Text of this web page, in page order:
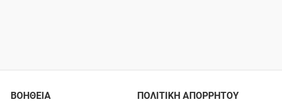
ΒΟΗΘΕΙΑ ΠΟΛΙΤΙΚΗ ΑΠΟΡΡΗΤΟΥ